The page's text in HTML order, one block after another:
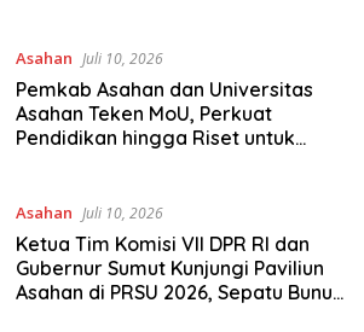
Asahan Juli 10, 2026
Pemkab Asahan dan Universitas
Asahan Teken MoU, Perkuat
Pendidikan hingga Riset untuk
Asahan Juli 10, 2026
Ketua Tim Komisi VII DPR RI dan
Gubernur Sumut Kunjungi Paviliun
Asahan di PRSU 2026, Sepatu Bunut